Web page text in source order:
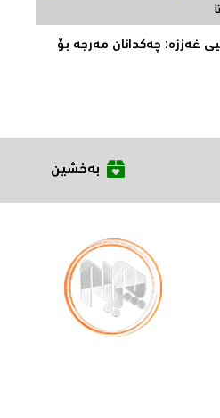
غەززە: چەکدانان مەرجە بۆ
بەخشین